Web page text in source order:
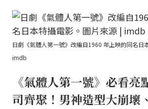
日劇《氣體人第一號》改編自1960 年上映的同名日
imdb
《氣體人第一號》必看亮
司齊聚！男神造型大崩壞